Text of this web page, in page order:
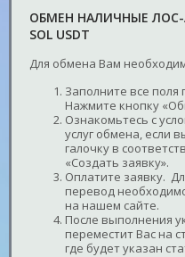
ОБМЕН НАЛИЧНЫЕ ЛОС-
SOL USDT
Для обмена Вам
Заполните все
Нажмите кнопку
Ознакомьтесь с
услуг обмена, если
галочку в
«Создать заявку».
Оплатите заявку.
перевод
на нашем сайте.
После выполнения
переместит Вас на
где будет указан